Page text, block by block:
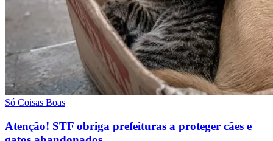
Só Coisas Boas
Atenção! STF obriga prefeituras a proteger cães e